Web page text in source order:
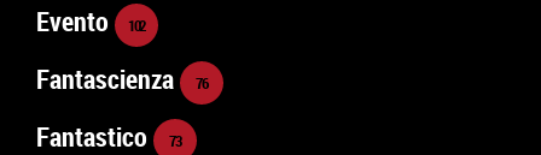
Evento 102
Fantascienza 76
Fantastico 73